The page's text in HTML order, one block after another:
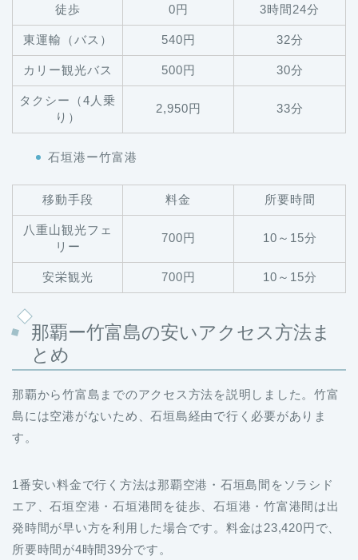
徒歩 0円 3時間24分
東運輸（バス） 540円 32分
カリー観光バス 500円 30分
タクシー（4人乗
り）
2,950円 33分
石垣港ー竹富港
移動手段 料金 所要時間
八重山観光フェ
リー
700円 10～15分
安栄観光 700円 10～15分
那覇ー竹富島の安いアクセス方法ま
とめ
那覇から竹富島までのアクセス方法を説明しました。竹富
島には空港がないため、石垣島経由で行く必要がありま
す。
1番安い料金で行く方法は那覇空港・石垣島間をソラシド
エア、石垣空港・石垣港間を徒歩、石垣港・竹富港間は出
発時間が早い方を利用した場合です。料金は23,420円で、
所要時間が4時間39分です。